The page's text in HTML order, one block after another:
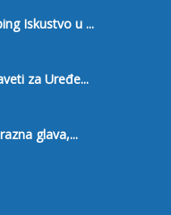
Iskustvo u ...
za Uređe...
glava,...